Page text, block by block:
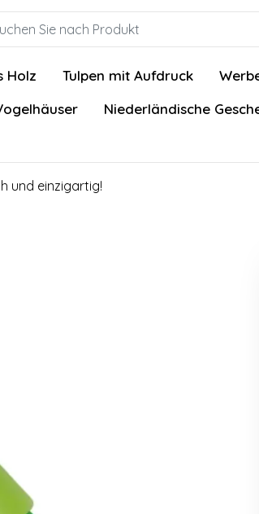
Holz Tulpen mit Aufdruck
Niederländische
und einzigartig!